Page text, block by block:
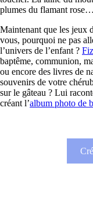
plumes du flamant
Maintenant que les jeux
vous, pourquoi ne pas
l’univers de l’enfant ?
baptême, communion,
ou encore des livres de
souvenirs de votre
sur le gâteau ? Lui
créant l’album photo de